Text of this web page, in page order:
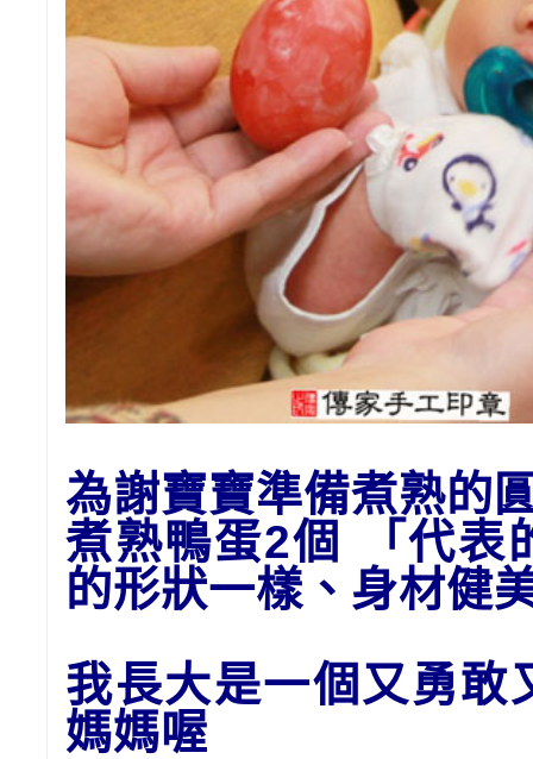
為謝寶寶準備煮熟的
煮熟鴨蛋2個 「代表
的形狀一樣、身材健
我長大是一個又勇敢
媽媽喔